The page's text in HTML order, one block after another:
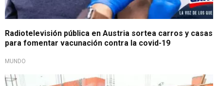
Radiotelevisión pública en Austria sortea carros y casas
para fomentar vacunación contra la covid-19
MUNDO